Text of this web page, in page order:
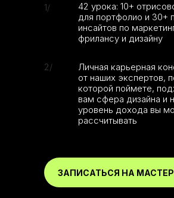
ЗАПИСАТЬСЯ НА
Личная карьерная
от наших экспертов,
которой поймете,
вам сфера дизайна и
уровень дохода вы
рассчитывать
2/
42 урока: 10+
для портфолио и 30+
инсайтов по
фрилансу и дизайну
1/